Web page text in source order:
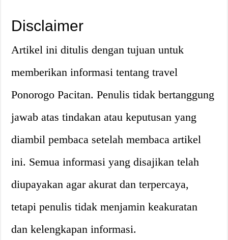
Disclaimer
Artikel ini ditulis dengan tujuan untuk
memberikan informasi tentang travel
Ponorogo Pacitan. Penulis tidak bertanggung
jawab atas tindakan atau keputusan yang
diambil pembaca setelah membaca artikel
ini. Semua informasi yang disajikan telah
diupayakan agar akurat dan terpercaya,
tetapi penulis tidak menjamin keakuratan
dan kelengkapan informasi.